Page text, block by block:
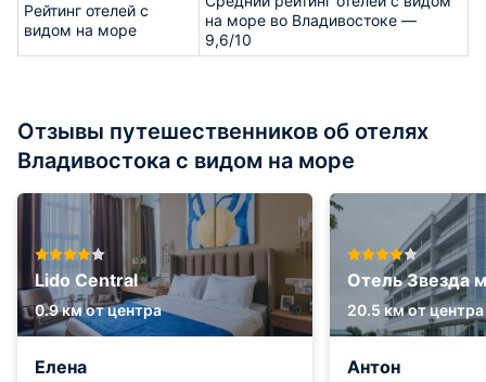
Рейтинг отелей с
видом на море
на море во Владивостоке —
9,6/10
Отзывы путешественников об отелях
Владивостока с видом на море
Lido Central
0.9 км от центра
Елена
Отель Звезда
20.5 км от центра
Антон